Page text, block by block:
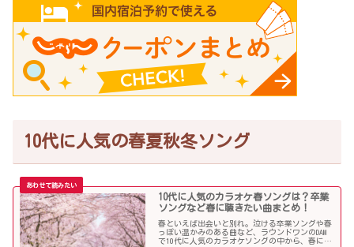
10代に人気の春夏秋冬ソング
10代に人気のカラオケ春ソングは？卒業
ソングなど春に聴きたい曲まとめ！
春といえば出会いと別れ。泣ける卒業ソングや春
っぽい温かみのある曲など、ラウンドワンのDAM
で10代に人気のカラオケソングの中から、春に聴